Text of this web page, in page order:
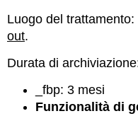
Luogo del
out.
Durata di
_fbp: 3 mesi
Funzionalità di